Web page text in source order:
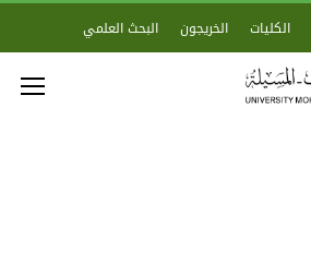
الكليات الخريجون البحث العلمي